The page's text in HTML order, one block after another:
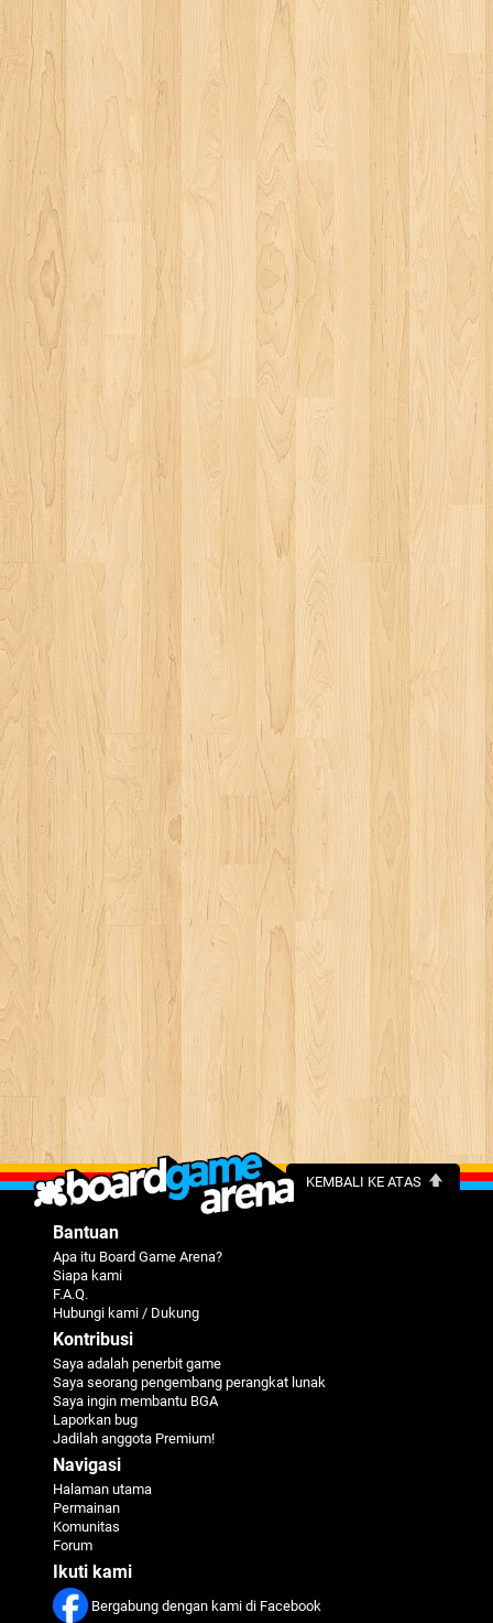
KEMBALI KE ATAS
Bantuan
Apa itu Board Game Arena?
Siapa kami
F.A.Q.
Hubungi kami / Dukung
Kontribusi
Saya adalah penerbit game
Saya seorang pengembang perangkat lunak
Saya ingin membantu BGA
Laporkan bug
Jadilah anggota Premium!
Navigasi
Halaman utama
Permainan
Komunitas
Forum
Ikuti kami
Bergabung dengan kami di Facebook